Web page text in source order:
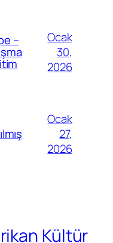
–
Ocak
30,
2026
Ocak
27,
2026
Kültür